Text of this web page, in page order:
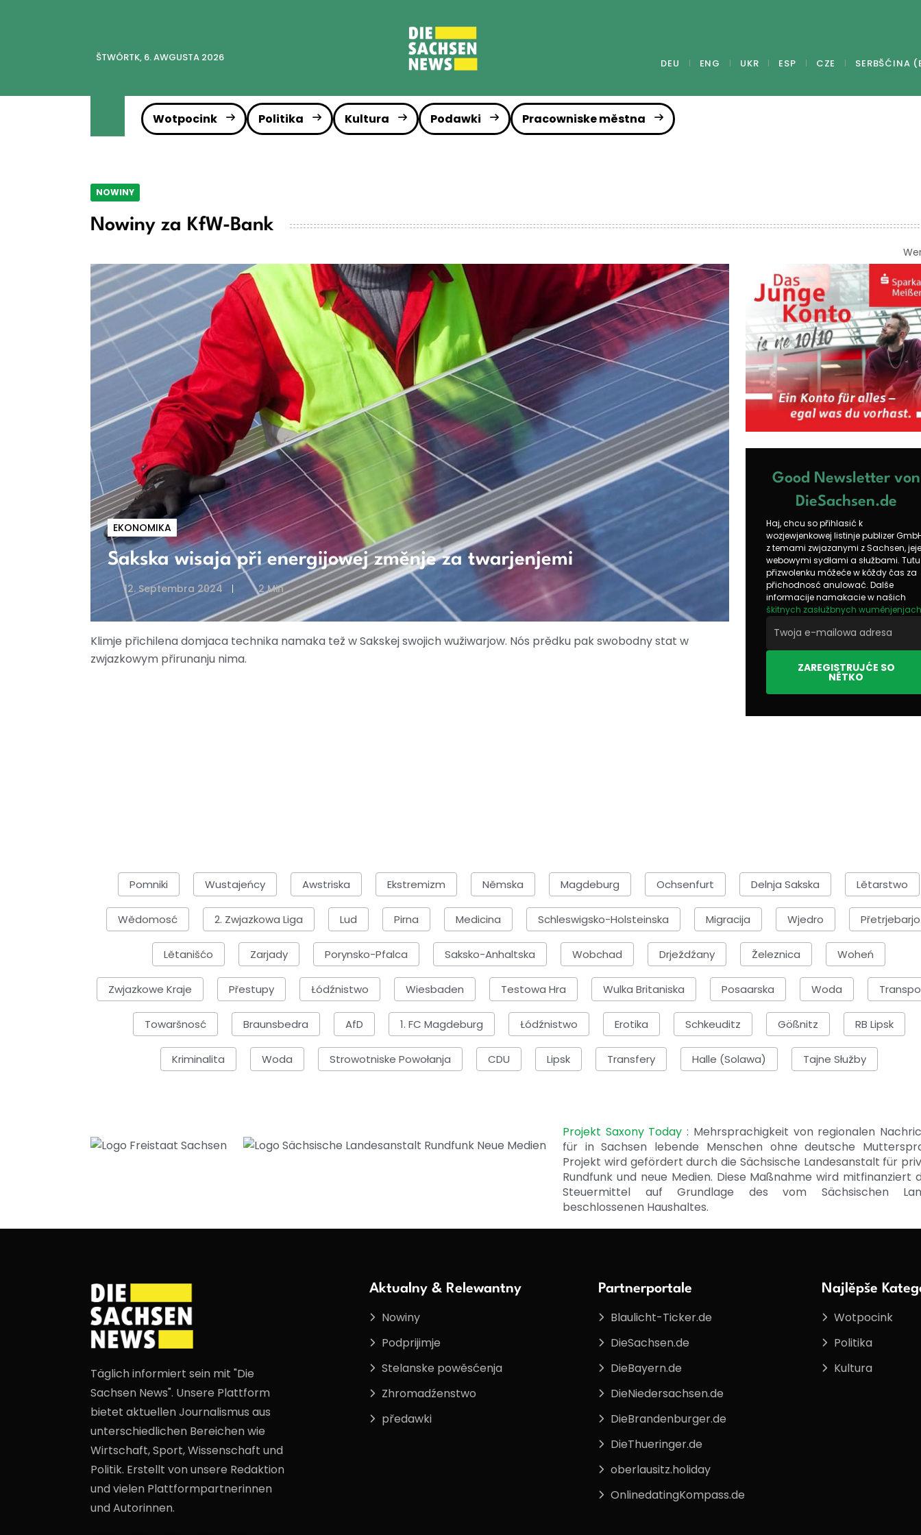
ŠTWÓRTK, 6. AWGUSTA 2026 DEU ENG UKR ESP CZE SERBŠĆINA
Wotpocink Politika Kultura Podawki Pracowniske městna
NOWINY
Nowiny za KfW-Bank
EKONOMIKA
Sakska wisaja při energijowej změnje za twarjenjemi
12. Septembra 2024 2 Min
Klimje přichilena domjaca technika namaka tež w Sakskej swojich wužiwarjow. Nós prědku pak swobodny stat w
zwjazkowym přirunanju nima.
Good Newsletter von
DieSachsen.de
Haj, chcu so přihlasić k
wozjewjenkowej listinje publizer
z temami zwjazanymi z Sachsen, jeje
webowymi sydłami a słužbami. Tutu
přizwolenku móžeće w kóždy čas za
přichodnosć anulować. Dalše
informacije namakacie w našich
škitnych zasłužbnych wuměnjenjach
ZAREGISTRUJĆE SO
NĚTKO
Pomniki Wustajeńcy Awstriska Ekstremizm Němska Magdeburg Ochsenfurt Delnja Sakska Lětarstwo
Wědomosć 2. Zwjazkowa Liga Lud Pirna Medicina Schleswigsko-Holsteinska Migracija Wjedro Přetrjebarjo
Lětanišćo Zarjady Porynsko-Pfalca Saksko-Anhaltska Wobchad Drježdźany Železnica Woheń
Zwjazkowe Kraje Přestupy Łódźnistwo Wiesbaden Testowa Hra Wulka Britaniska Posaarska Woda
Towaršnosć Braunsbedra AfD 1. FC Magdeburg Łódźnistwo Erotika Schkeuditz Gößnitz RB Lipsk
Kriminalita Woda Strowotniske Powołanja CDU Lipsk Transfery Halle (Solawa) Tajne Słužby
Projekt Saxony Today: Mehrsprachigkeit von regionalen
für in Sachsen lebende Menschen ohne deutsche
Projekt wird gefördert durch die Sächsische Landesanstalt für
Rundfunk und neue Medien. Diese Maßnahme wird mitfinanziert
Steuermittel auf Grundlage des vom Sächsischen
beschlossenen Haushaltes.
Täglich informiert sein mit "Die
Sachsen News". Unsere Plattform
bietet aktuellen Journalismus aus
unterschiedlichen Bereichen wie
Wirtschaft, Sport, Wissenschaft und
Politik. Erstellt von unsere Redaktion
und vielen Plattformpartnerinnen
und Autorinnen.
Aktualny & Relewantny
Nowiny
Podprijimje
Stelanske powěsćenja
Zhromadźenstwo
předawki
Partnerportale
Blaulicht-Ticker.de
DieSachsen.de
DieBayern.de
DieNiedersachsen.de
DieBrandenburger.de
DieThueringer.de
oberlausitz.holiday
OnlinedatingKompass.de
Najlěpše
Wotpocink
Politika
Kultura